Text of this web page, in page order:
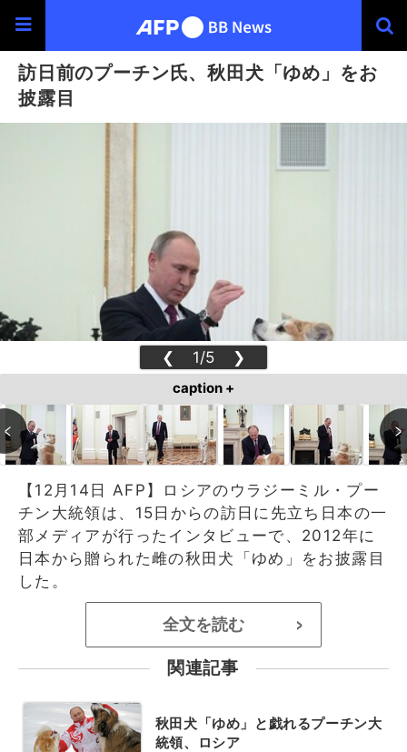
訪日前のプーチン氏、秋田犬「ゆめ」をお
披露目
❮ 1/5 ❯
caption +
【12月14日 AFP】ロシアのウラジーミル・プー
チン大統領は、15日からの訪日に先立ち日本の一
部メディアが行ったインタビューで、2012年に
日本から贈られた雌の秋田犬「ゆめ」をお披露目
した。
全文を読む >
関連記事
秋田犬「ゆめ」と戯れるプーチン大
統領、ロシア